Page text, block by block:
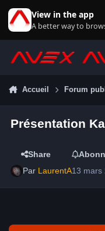
View in the app
A better way to
Accueil Forum
Présentation
Share
Par LaurentA13 mars